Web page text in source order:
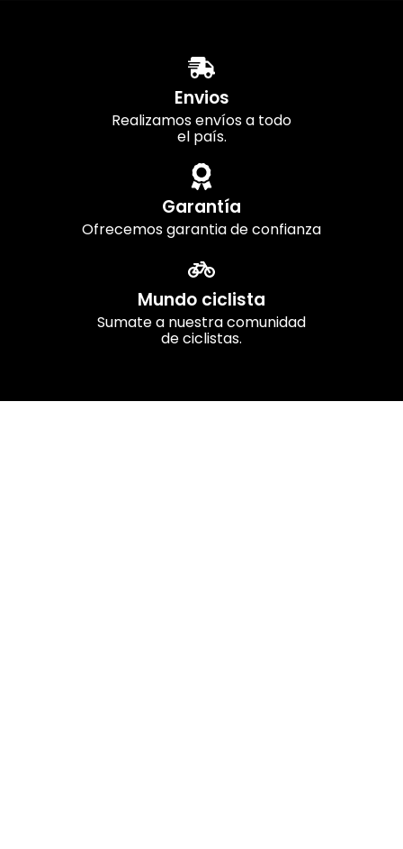
Envios
Realizamos envíos a todo
el país.
Garantía
Ofrecemos garantia de confianza
Mundo ciclista
Sumate a nuestra comunidad
de ciclistas.